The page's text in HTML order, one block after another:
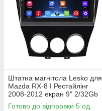
Штатна магнітола Lesko для
Mazda RX-8 I Рестайлінг
2008-2012 екран 9" 2/32Gb
Wi-Fi GPS Base 5 шт.
Готово до відправки 5 од.